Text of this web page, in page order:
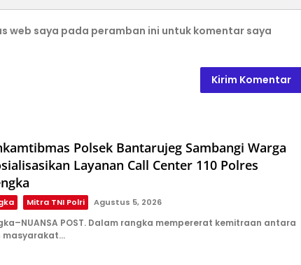
web saya pada peramban ini untuk komentar saya
Polsek Bantarujeg Sambangi Warga
Layanan Call Center 110 Polres
Mitra TNI Polri Agustus 5, 2026
POST. Dalam rangka mempererat kemitraan antara
masyarakat…